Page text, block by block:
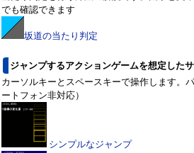
でも確認できます
坂道の当たり判定
ジャンプするアクションゲームを想定した
カーソルキーとスペースキーで操作します。
ートフォン非対応）
シンプルなジャンプ